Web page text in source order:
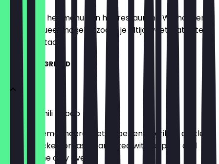
Hier vind je het menu van het restaurant. We houden
het zo actueel mogelijk, zodat je altijd weet wat je te
wachten staat.
TANDOORI, GRILLED
Chicken Chili Kebab
-Kipfilet gemarineerd met peper en gegrild in de klei
oven -Chicken breast marinated with pepper and
grilled in the clay oven